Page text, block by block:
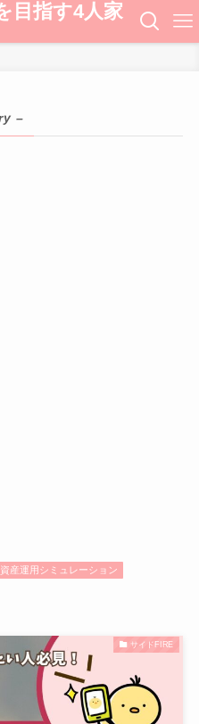
目指す4人家
–
資産運用シミュレーション
サイドFIRE